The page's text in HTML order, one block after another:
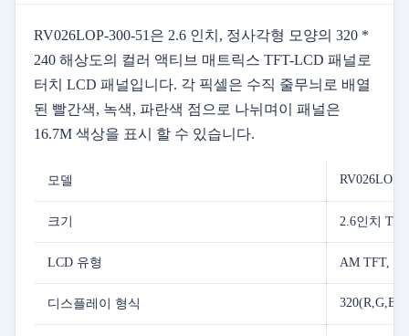
RV026LOP-300-51은 2.6 인치, 정사각형 모양의 320 *
240 해상도의 컬러 액티브 매트릭스 TFT-LCD 패널로
터치 LCD 패널입니다. 각 픽셀은 수직 줄무늬로 배열
된 빨간색, 녹색, 파란색 점으로 나뉘며이 패널은
16.7M 색상을 표시 할 수 있습니다.
모델 RV026LOP-
크기 2.6인치
LCD 유형 AM TFT,
디스플레이 형식